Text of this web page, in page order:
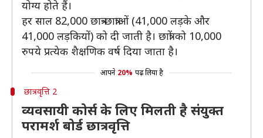
योग्य होते हैं।
हर साल 82,000 छात्र-छात्राओं (41,000 लड़के और
41,000 लड़कियों) को दी जाती है। छात्रों को 10,000
रुपये प्रत्येक शैक्षणिक वर्ष दिया जाता है।
आपने 20% पढ़ लिया है
छात्रवृत्ति 2
व्यवसायी कोर्स के लिए मिलती है संयुक्त
परामर्श बोर्ड छात्रवृत्ति